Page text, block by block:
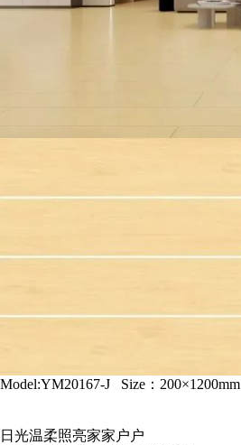
Model:YM20167-J Size：200×1200mm
日光温柔照亮家家户户